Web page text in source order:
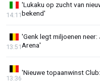
'Lukaku op zucht van
bekend'
14:11
'Genk legt miljoenen
Arena'
13:51
'Nieuwe topaanwinst
13:36